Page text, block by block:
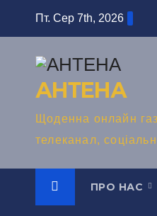
Пт. Сер 7th, 2026
АНТЕНА
Щоденна онлайн
телеканал,
ПРО НАС